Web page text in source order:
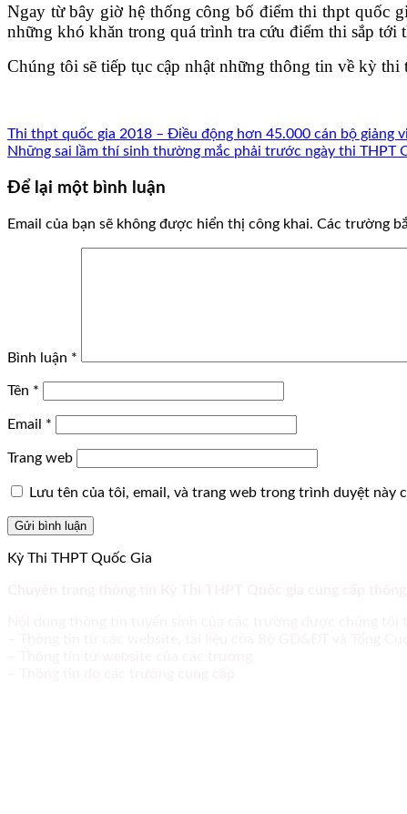
Ngay từ bây giờ hệ thống công bố điểm thi thpt quốc
những khó khăn trong quá trình tra cứu điểm thi sắp tới
Chúng tôi sẽ tiếp tục cập nhật những thông tin về kỳ
Thi thpt quốc gia 2018 – Điều động hơn 45.000 cán bộ giảng
Những sai lầm thí sinh thường mắc phải trước ngày thi THPT
Để lại một bình luận
Email của bạn sẽ không được hiển thị công khai. Các trường
Bình luận *
Tên *
Email *
Trang web
Lưu tên của tôi, email, và trang web trong trình duyệt này
Kỳ Thi THPT Quốc Gia